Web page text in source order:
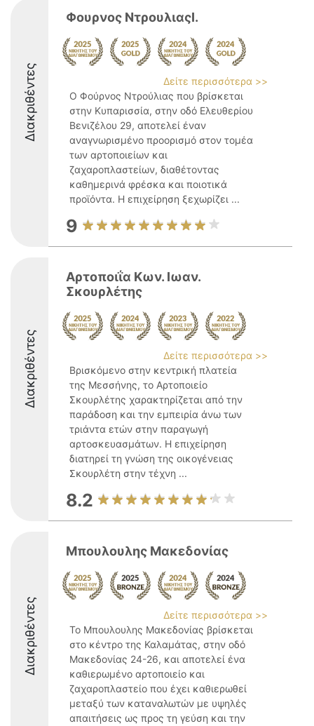
Διακριθέντες
Φουρνος ΝτρουλιαςΙ.
Δείτε περισσότερα >>
Ο Φούρνος Ντρούλιας που βρίσκεται
στην Κυπαρισσία, στην οδό Ελευθερίου
Βενιζέλου 29, αποτελεί έναν
αναγνωρισμένο προορισμό στον τομέα
των αρτοποιείων και
ζαχαροπλαστείων, διαθέτοντας
καθημερινά φρέσκα και ποιοτικά
προϊόντα. Η επιχείρηση ξεχωρίζει ...
9
Διακριθέντες
Αρτοποιΐα Κων. Ιωαν.
Σκουρλέτης
Δείτε περισσότερα >>
Βρισκόμενο στην κεντρική πλατεία
της Μεσσήνης, το Αρτοποιείο
Σκουρλέτης χαρακτηρίζεται από την
παράδοση και την εμπειρία άνω των
τριάντα ετών στην παραγωγή
αρτοσκευασμάτων. Η επιχείρηση
διατηρεί τη γνώση της οικογένειας
Σκουρλέτη στην τέχνη ...
8.2
Διακριθέντες
Μπουλουλης Μακεδονίας
Δείτε περισσότερα >>
Το Μπουλουλης Μακεδονίας βρίσκεται
στο κέντρο της Καλαμάτας, στην οδό
Μακεδονίας 24-26, και αποτελεί ένα
καθιερωμένο αρτοποιείο και
ζαχαροπλαστείο που έχει καθιερωθεί
μεταξύ των καταναλωτών με υψηλές
απαιτήσεις ως προς τη γεύση και την